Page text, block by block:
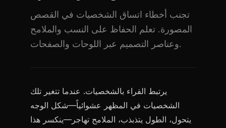
تجنب أخطاء اتساق الشخصيات في القصص
المصورة. تعلم الحفاظ على النسب والملامح
وعناصر التصميم عبر اللوحات والصفحات.
يرتبط القراء بالشخصيات. عندما تتغير تلك
الشخصيات في المظهر عشوائياً—شكل الوجه
يتحول، الطول يتذبذب، الملامح تهاجر—ينكسر هذا